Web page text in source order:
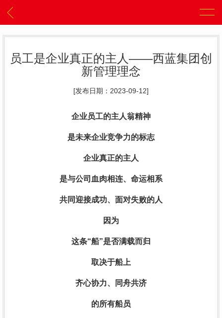
员工是企业真正的主人——西蓝集团创
新管理理念
[发布日期：2023-09-12]
企业员工的主人翁精神
是未来企业竞争力的标志
企业真正的主人
是与公司血肉相连、命运相系
共同迎接成功、面对失败的人
因为
这条“船”是否满载而归
取决于船上
齐心协力、同舟共济
的所有船员